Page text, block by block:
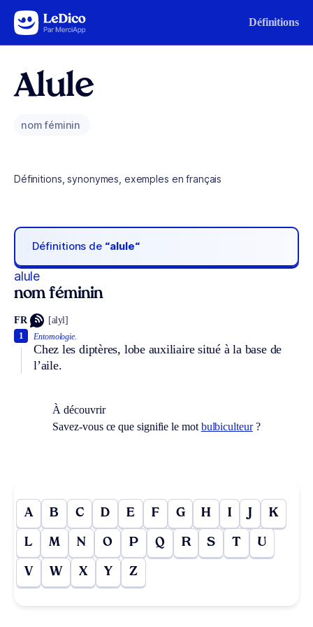
Aller au contenu Définitions
Alule
nom féminin
Définitions, synonymes, exemples en français
Définitions de “alule“
alule
nom féminin
FR [alyl]
Entomologie.
Chez les diptères, lobe auxiliaire situé à la base de
l’aile.
1
À découvrir
Savez-vous ce que signifie le mot bulbiculteur?
A B C D E F G H I J K
L M N O P Q R S T U
V W X Y Z